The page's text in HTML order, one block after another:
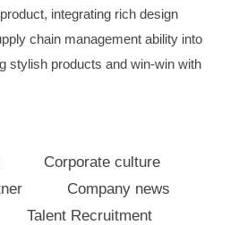
integrating rich design
chain management ability into
stylish products and win-win with
Corporate culture
Company news
Talent Recruitment